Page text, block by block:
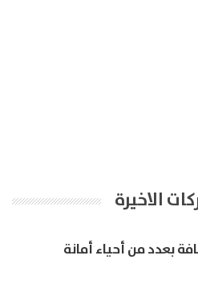
الاخيرة
بعدد من أحياء أمانة